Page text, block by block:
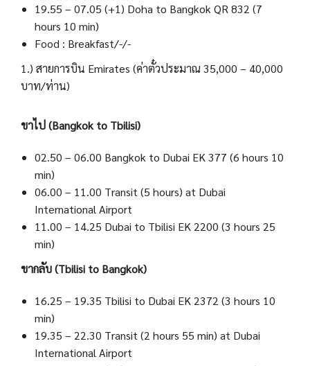
19.55 – 07.05 (+1) Doha to Bangkok QR 832 (7
hours 10 min)
Food : Breakfast/-/-
1.) สายการบิน Emirates (ค่าตั๋วประมาณ 35,000 – 40,000
บาท/ท่าน)
ขาไป (Bangkok to Tbilisi)
02.50 – 06.00 Bangkok to Dubai EK 377 (6 hours 10
min)
06.00 – 11.00 Transit (5 hours) at Dubai
International Airport
11.00 – 14.25 Dubai to Tbilisi EK 2200 (3 hours 25
min)
ขากลับ (Tbilisi to Bangkok)
16.25 – 19.35 Tbilisi to Dubai EK 2372 (3 hours 10
min)
19.35 – 22.30 Transit (2 hours 55 min) at Dubai
International Airport